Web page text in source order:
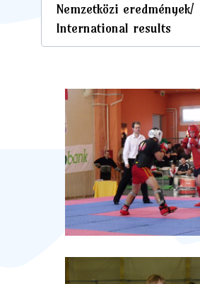
Nemzetközi eredmények/
International results